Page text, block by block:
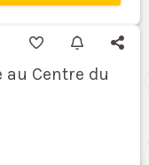
au Centre du